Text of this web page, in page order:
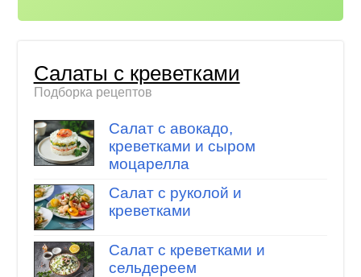
Салаты с креветками
Подборка рецептов
Салат с авокадо,
креветками и сыром
моцарелла
Салат с руколой и
креветками
Салат с креветками и
сельдереем